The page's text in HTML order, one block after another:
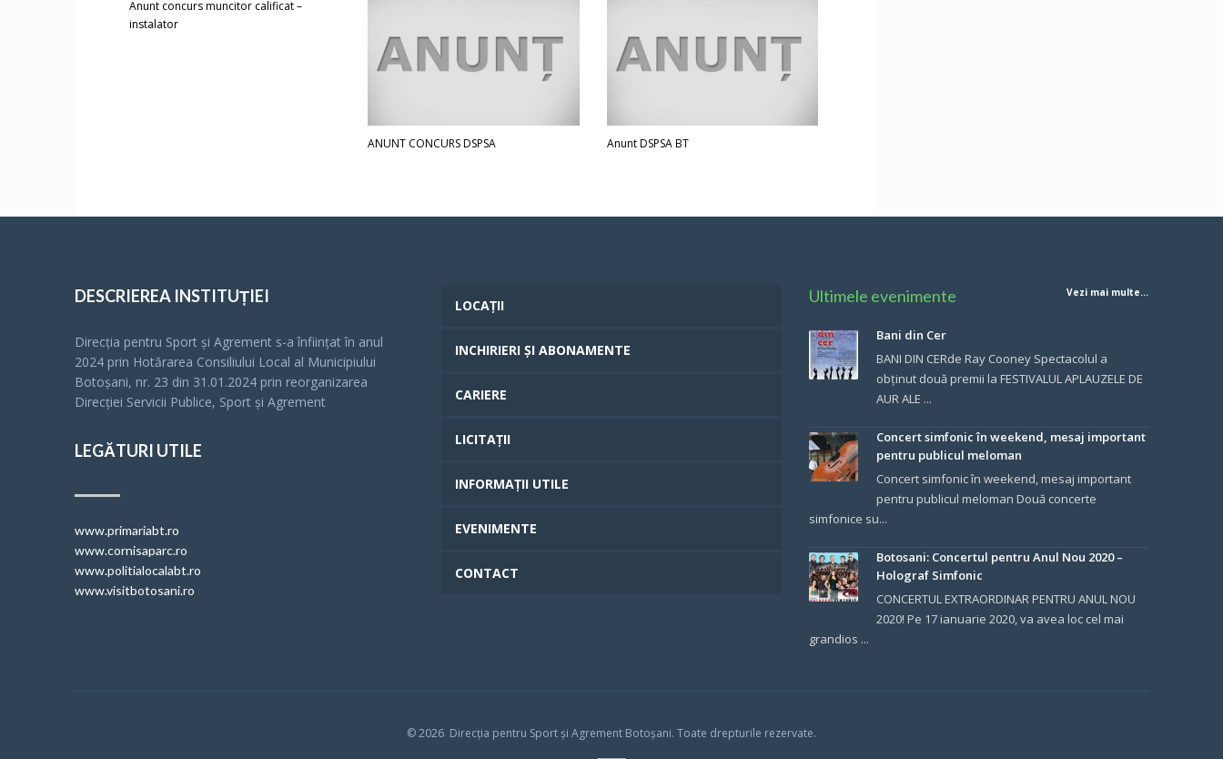
Anunt concurs muncitor calificat –
instalator
ANUNT CONCURS DSPSA Anunt DSPSA BT
DESCRIEREA INSTITUȚIEI
Direcția pentru Sport și Agrement s-a înfiinţat în anul
2024 prin Hotărarea Consiliului Local al Municipiului
Botoșani, nr. 23 din 31.01.2024 prin reorganizarea
Direcției Servicii Publice, Sport și Agrement
LEGĂTURI UTILE
www.primariabt.ro
www.cornisaparc.ro
www.politialocalabt.ro
www.visitbotosani.ro
LOCAȚII
INCHIRIERI ȘI ABONAMENTE
CARIERE
LICITAȚII
INFORMAȚII UTILE
EVENIMENTE
CONTACT
Ultimele evenimente Vezi mai multe...
Bani din Cer
BANI DIN CERde Ray Cooney Spectacolul a
obținut două premii la FESTIVALUL APLAUZELE DE
AUR ALE ...
Concert simfonic în weekend, mesaj important
pentru publicul meloman
Concert simfonic în weekend, mesaj important
pentru publicul meloman Două concerte
simfonice su...
Botosani: Concertul pentru Anul Nou 2020 –
Holograf Simfonic
CONCERTUL EXTRAORDINAR PENTRU ANUL NOU
2020! Pe 17 ianuarie 2020, va avea loc cel mai
grandios ...
© 2026 Direcția pentru Sport și Agrement Botoșani. Toate drepturile rezervate.